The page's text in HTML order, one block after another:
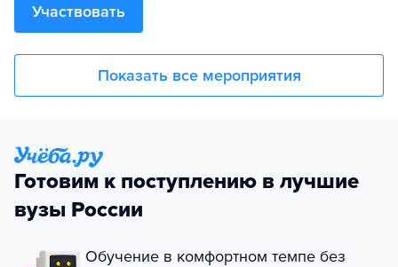
Участвовать
Показать все мероприятия
Готовим к поступлению в лучшие
вузы России
Обучение в комфортном темпе без